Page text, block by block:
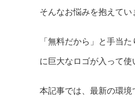
そんなお悩みを抱えてい
「無料だから」と手当
に巨大なロゴが入って使
本記事では、最新の環境